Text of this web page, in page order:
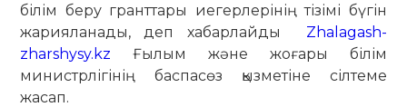
білім беру гранттары иегерлерінің тізімі бүгін
жарияланады, деп хабарлайды Zhalagash-
zharshysy.kz Ғылым және жоғары білім
министрлігінің баспасөз қызметіне сілтеме
жасап.